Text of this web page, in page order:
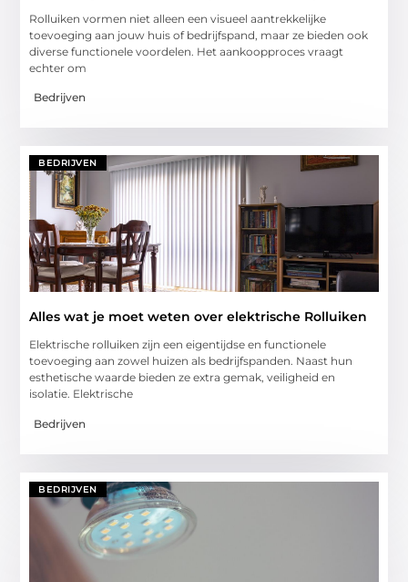
Rolluiken vormen niet alleen een visueel aantrekkelijke
toevoeging aan jouw huis of bedrijfspand, maar ze bieden ook
diverse functionele voordelen. Het aankoopproces vraagt
echter om
Bedrijven
BEDRIJVEN
Alles wat je moet weten over elektrische Rolluiken
Elektrische rolluiken zijn een eigentijdse en functionele
toevoeging aan zowel huizen als bedrijfspanden. Naast hun
esthetische waarde bieden ze extra gemak, veiligheid en
isolatie. Elektrische
Bedrijven
BEDRIJVEN